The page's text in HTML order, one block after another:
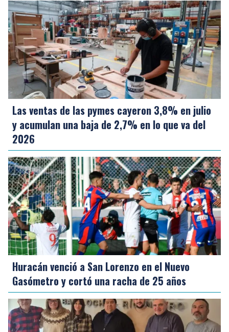
Las ventas de las pymes cayeron 3,8% en julio
y acumulan una baja de 2,7% en lo que va del
2026
Huracán venció a San Lorenzo en el Nuevo
Gasómetro y cortó una racha de 25 años